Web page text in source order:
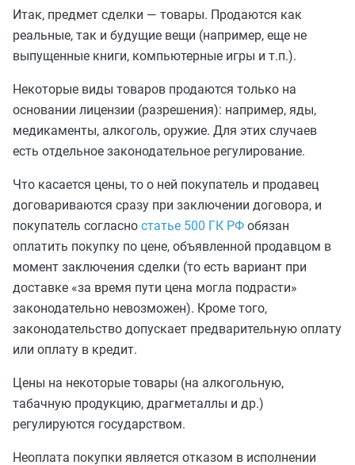
Итак, предмет сделки — товары. Продаются как
реальные, так и будущие вещи (например, еще не
выпущенные книги, компьютерные игры и т.п.).
Некоторые виды товаров продаются только на
основании лицензии (разрешения): например, яды,
медикаменты, алкоголь, оружие. Для этих случаев
есть отдельное законодательное регулирование.
Что касается цены, то о ней покупатель и продавец
договариваются сразу при заключении договора, и
покупатель согласно статье 500 ГК РФ обязан
оплатить покупку по цене, объявленной продавцом в
момент заключения сделки (то есть вариант при
доставке «за время пути цена могла подрасти»
законодательно невозможен). Кроме того,
законодательство допускает предварительную оплату
или оплату в кредит.
Цены на некоторые товары (на алкогольную,
табачную продукцию, драгметаллы и др.)
регулируются государством.
Неоплата покупки является отказом в исполнении